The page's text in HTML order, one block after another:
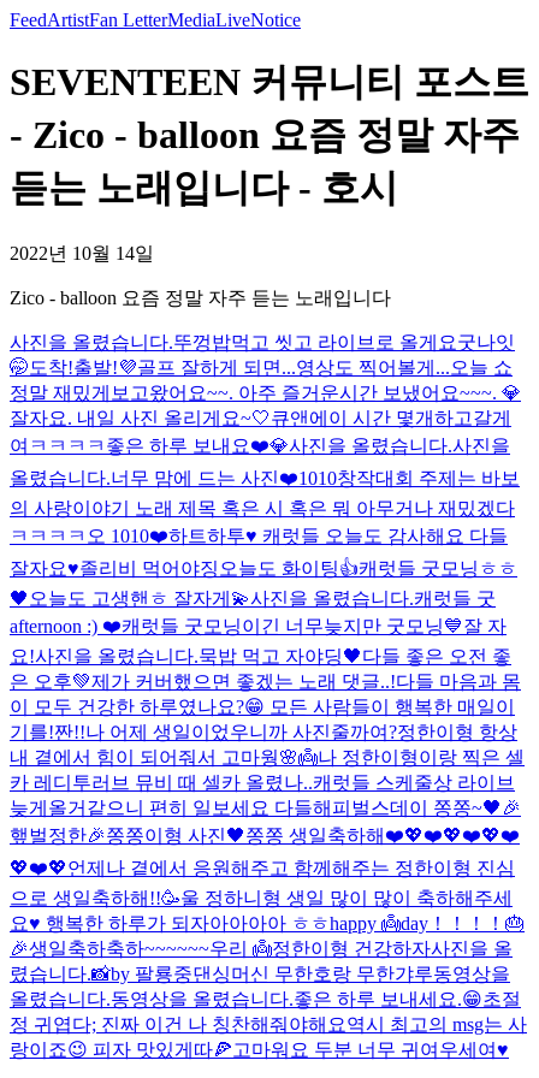
FeedArtistFan LetterMediaLiveNotice
SEVENTEEN 커뮤니티 포스트
- Zico - balloon 요즘 정말 자주
듣는 노래입니다 - 호시
2022년 10월 14일
Zico - balloon 요즘 정말 자주 듣는 노래입니다
사진을 올렸습니다.뚜껑밥먹고 씻고 라이브로 올게요굿나잇
🤭도착!출발!💜골프 잘하게 되면...영상도 찍어볼게...오늘 쇼
정말 재밌게보고왔어요~~. 아주 즐거운시간 보냈어요~~~. 💎
잘자요. 내일 사진 올리게요~🤍큐앤에이 시간 몇개하고갈게
여ㅋㅋㅋㅋ 좋은 하루 보내요❤️💎사진을 올렸습니다.사진을
올렸습니다.너무 맘에 드는 사진❤️1010창작대회 주제는 바보
의 사랑이야기 노래 제목 혹은 시 혹은 뭐 아무거나 재밌겠다
ㅋㅋㅋㅋ 오 1010❤️하트하투♥️ 캐럿들 오늘도 감사해요 다들
잘자요♥️졸리비 먹어야징 오늘도 화이팅👍캐럿들 굿모닝ㅎㅎ
🖤 오늘도 고생핸ㅎ 잘자게💫사진을 올렸습니다.캐럿들 굿
afternoon :) ❤️캐럿들 굿모닝이긴 너무늦지만 굿모닝💙잘 자
요!사진을 올렸습니다.묵밥 먹고 자야딩🖤다들 좋은 오전 좋
은 오후💚제가 커버했으면 좋겠는 노래 댓글..!다들 마음과 몸
이 모두 건강한 하루였나요?😁 모든 사람들이 행복한 매일이
기를!짠!!나 어제 생일이었우니까 사진줄까여?정한이형 항상
내 곁에서 힘이 되어줘서 고마웡🌸👼나 정한이형이랑 찍은 셀
카 레디투러브 뮤비 때 셀카 올렸나..캐럿들 스케줄상 라이브
늦게올거같으니 편히 일보세요 다들해피벌스데이 쫑쫑~🖤 🎉
햎벌정한🎉쫑쫑이형 사진🖤쫑쫑 생일축하해❤️💖❤️💖❤️💖❤️
💖❤️💖언제나 곁에서 응원해주고 함께해주는 정한이형 진심
으로 생일축하해!!🥳울 정하니형 생일 많이 많이 축하해주세
요♥️ 행복한 하루가 되자아아아아 ㅎㅎhappy 👼day！！！！🎂
🎉생일축하축하~~~~~~우리 👼정한이형 건강하자사진을 올
렸습니다.📸by 팔룡중댄싱머신 무한호랑 무한갸루동영상을
올렸습니다.동영상을 올렸습니다.좋은 하루 보내세요.😁초절
정 귀엽다; 진짜 이건 나 칭찬해줘야해요역시 최고의 msg는 사
랑이죠😉 피자 맛있게따🍕고마워요 두분 너무 귀여우세여♥️